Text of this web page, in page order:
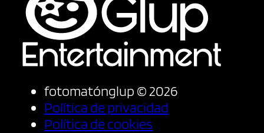
fotomatónglup © 2026
Política de privacidad
Política de cookies